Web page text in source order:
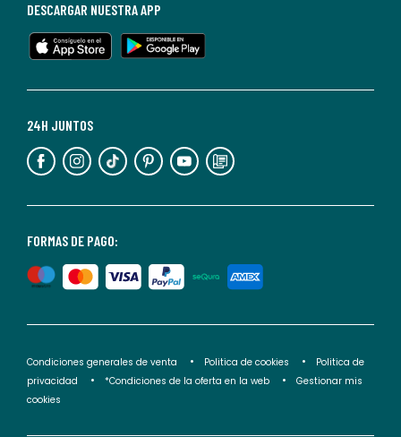
en
cualquier
Para
información,
puedes
de
privacidad</2>.
FORMAS DE PAGO:
24H JUNTOS
DESCARGAR NUESTRA APP
Condiciones generales de venta Politica de cookies
Politica de
privacidad
*Condiciones de la oferta en la web
Gestionar mis
cookies